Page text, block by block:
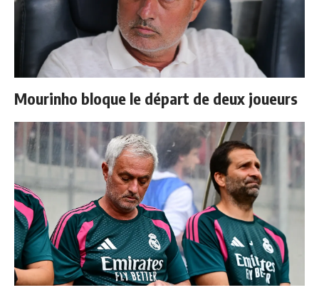
Mourinho bloque le départ de deux joueurs